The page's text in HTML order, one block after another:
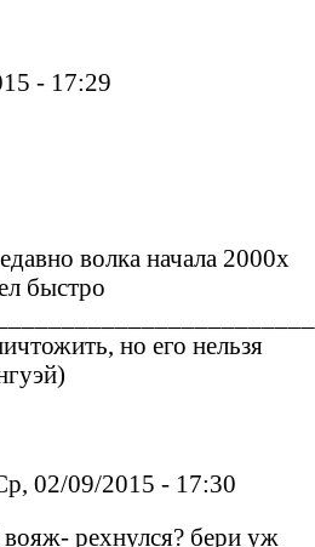
- 17:29
волка начала 2000х
быстро
но его нельзя
02/09/2015 - 17:30
рехнулся? бери уж